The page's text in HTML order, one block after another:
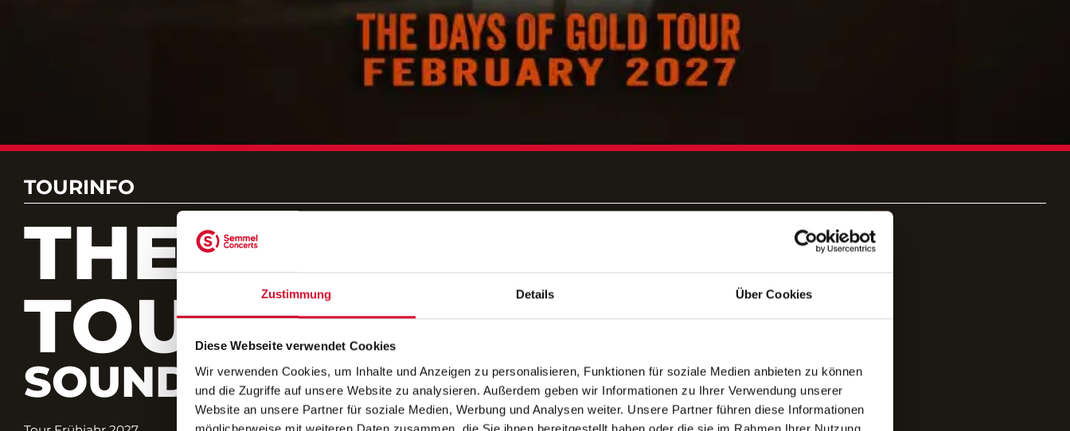
Zustimmung Details Über Cookies
Diese Webseite verwendet Cookies
Wir verwenden Cookies, um Inhalte und Anzeigen zu personalisieren, Funktionen für soziale Medien anbieten zu können
und die Zugriffe auf unsere Website zu analysieren. Außerdem geben wir Informationen zu Ihrer Verwendung unserer
Website an unsere Partner für soziale Medien, Werbung und Analysen weiter. Unsere Partner führen diese Informationen
TOURINFO
THE DAYS OF GOLD
TOUR
SOUND OF NASHVILLE PRÄSENTIERT